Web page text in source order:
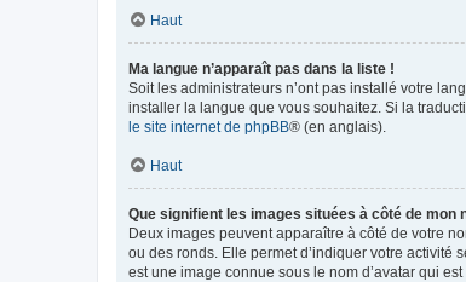
Haut
Ma langue n’apparaît pas dans la liste !
Soit les administrateurs n’ont pas installé votre
installer la langue que vous souhaitez. Si la
le site internet de phpBB® (en anglais).
Haut
Que signifient les images situées à côté de mon
Deux images peuvent apparaître à côté de votre
ou des ronds. Elle permet d’indiquer votre activité
est une image connue sous le nom d’avatar qui